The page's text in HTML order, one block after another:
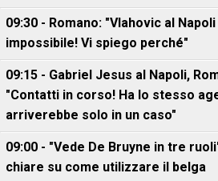
09:30 - Romano: "Vlahovic al
impossibile! Vi spiego perché"
09:15 - Gabriel Jesus al Napoli,
"Contatti in corso! Ha lo stesso
arriverebbe solo in un caso"
09:00 - "Vede De Bruyne in tre
chiare su come utilizzare il belga